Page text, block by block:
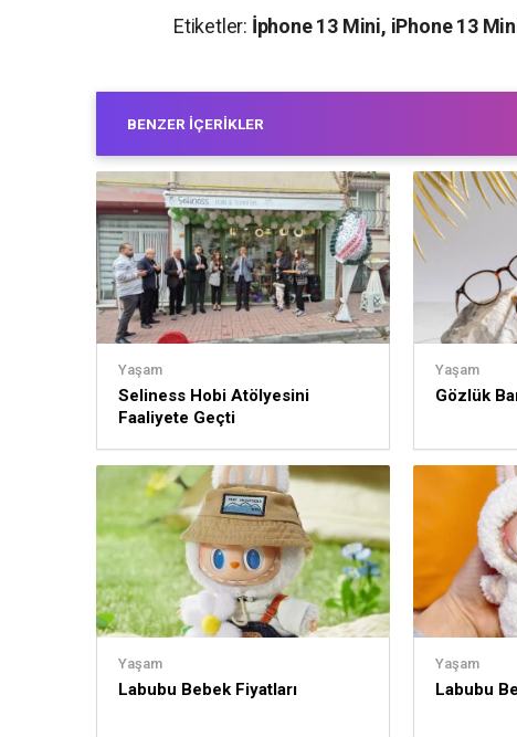
Etiketler: İphone 13 Mini, iPhone 13
BENZER İÇERIKLER
Yaşam
Seliness Hobi Atölyesini
Faaliyete Geçti
Yaşam
Gözlük
Yaşam
Labubu Bebek Fiyatları
Yaşam
Labubu